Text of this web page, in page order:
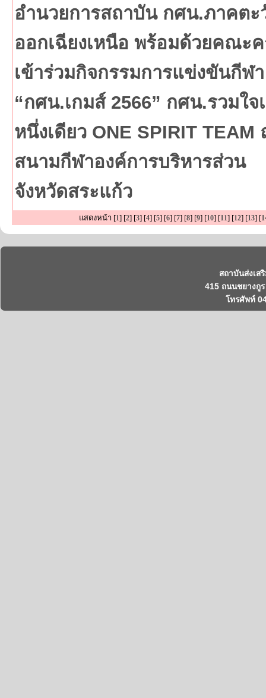
อำนวยการสถาบัน กศน.ภาคตะ
ออกเฉียงเหนือ พร้อมด้วยคณะ
เข้าร่วมกิจกรรมการแข่งขันกีฬา
“กศน.เกมส์ 2566” กศน.รวมใจ
หนึ่งเดียว ONE SPIRIT TEAM
สนามกีฬาองค์การบริหารส่วน
จังหวัดสระแก้ว
แสดงหน้า [1] [2] [3] [4] [5] [6] [7] [8] [9] [10] [11] [12] [13] [
สถาบันส่งเส
415 ถนนชยางกู
โทรศัพท์